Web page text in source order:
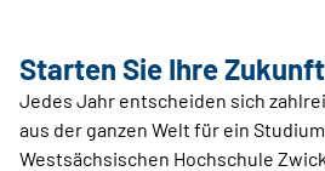
Starten Sie Ihre
Jedes Jahr entscheiden sich
aus der ganzen Welt für ein
Westsächsischen Hochschule